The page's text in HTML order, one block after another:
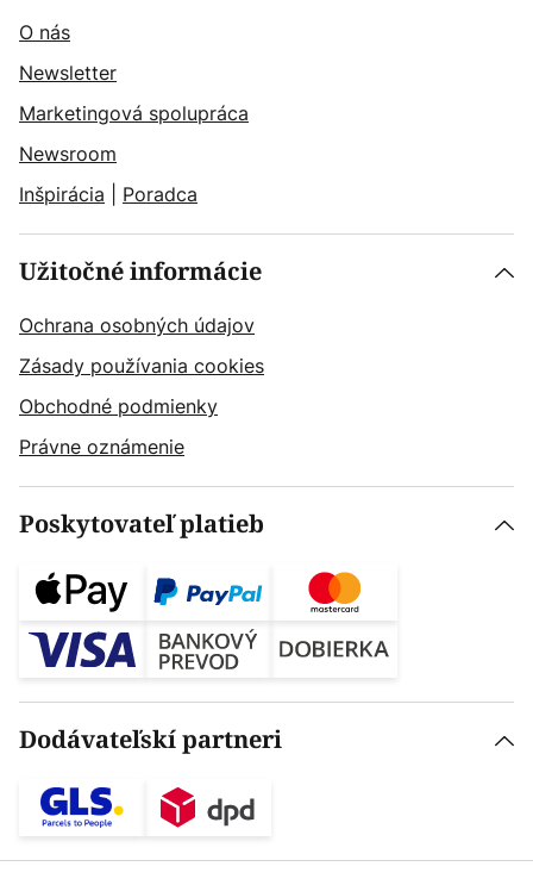
O nás
Newsletter
Marketingová spolupráca
Newsroom
Inšpirácia
Poradca
Užitočné informácie
Ochrana osobných údajov
Zásady používania cookies
Obchodné podmienky
Právne oznámenie
Poskytovateľ platieb
Dodávateľskí partneri